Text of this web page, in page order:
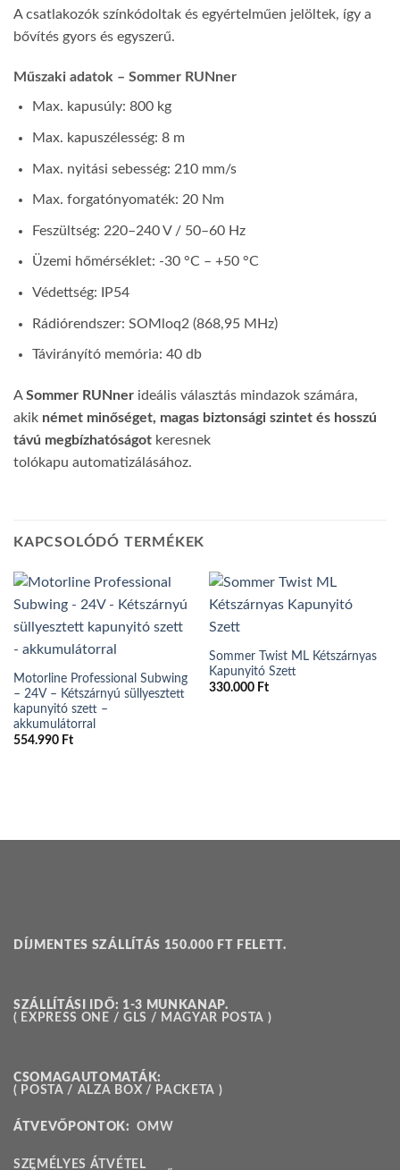
A csatlakozók színkódoltak és egyértelműen jelöltek, így a
bővítés gyors és egyszerű.
Műszaki adatok – Sommer RUNner
Max. kapusúly: 800 kg
Max. kapuszélesség: 8 m
Max. nyitási sebesség: 210 mm/s
Max. forgatónyomaték: 20 Nm
Feszültség: 220–240 V / 50–60 Hz
Üzemi hőmérséklet: -30 °C – +50 °C
Védettség: IP54
Rádiórendszer: SOMloq2 (868,95 MHz)
Távirányító memória: 40 db
ASommer RUNner ideális választás mindazok számára,
akik német minőséget, magas biztonsági szintet és hosszú
távú megbízhatóságot keresnek
tolókapu automatizálásához.
KAPCSOLÓDÓ TERMÉKEK
Motorline Professional Subwing
– 24V – Kétszárnyú süllyesztett
kapunyitó szett –
akkumulátorral
554.990 Ft
Sommer Twist ML Kétszárnyas
Kapunyitó Szett
330.000 Ft
DÍJMENTES SZÁLLÍTÁS 150.000 FT FELETT.
SZÁLLÍTÁSI IDŐ: 1-3 MUNKANAP.
( EXPRESS ONE / GLS / MAGYAR POSTA )
CSOMAGAUTOMATÁK:
( POSTA / ALZA BOX / PACKETA )
ÁTVEVŐPONTOK:OMW
SZEMÉLYES ÁTVÉTEL